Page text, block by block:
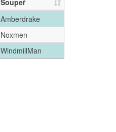
Soupeř
Amberdrake
Noxmen
WindmillMan